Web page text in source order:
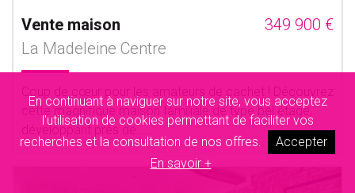
En continuant à naviguer sur notre site, vous acceptez
l'utilisation de cookies permettant de faciliter vos
recherches et la consultation de nos offres.
Accepter
En savoir +
Vente maison
349 900 €
La Madeleine Centre
cette magnifique maison familiale de type bel étage,
développant près de......